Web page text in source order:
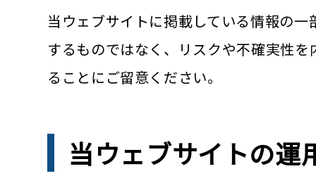
当ウェブサイトに掲載している情報の
するものではなく、リスクや不確実性
ることにご留意ください。
当ウェブサイトの運